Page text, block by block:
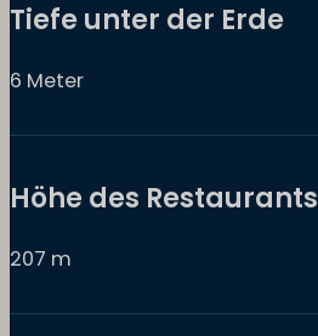
Tiefe unter der Erde
6 Meter
Höhe des Restaurants
207 m